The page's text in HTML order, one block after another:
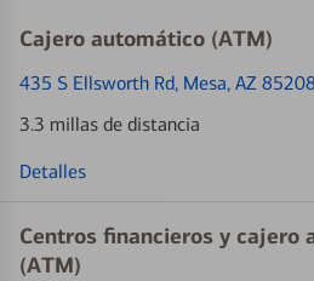
Cajero automático (ATM)
435 S Ellsworth Rd, Mesa, AZ 85208
3.3 millas de distancia
Detalles
Centros financieros y cajero
(ATM)